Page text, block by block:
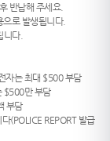
반납해 주세요.
로 발생됩니다.
니다.
자는 최대 $500 부담
$500만 부담
부담
(POLICE REPORT 발급